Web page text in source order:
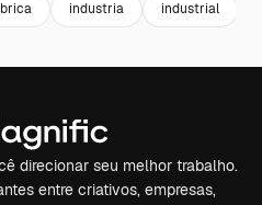
industria industrial
direcionar seu melhor trabalho.
entre criativos, empresas,